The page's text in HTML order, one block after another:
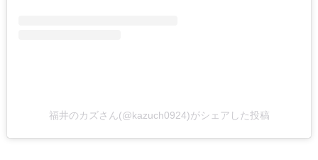
福井のカズさん(@kazuch0924)がシェアした投稿